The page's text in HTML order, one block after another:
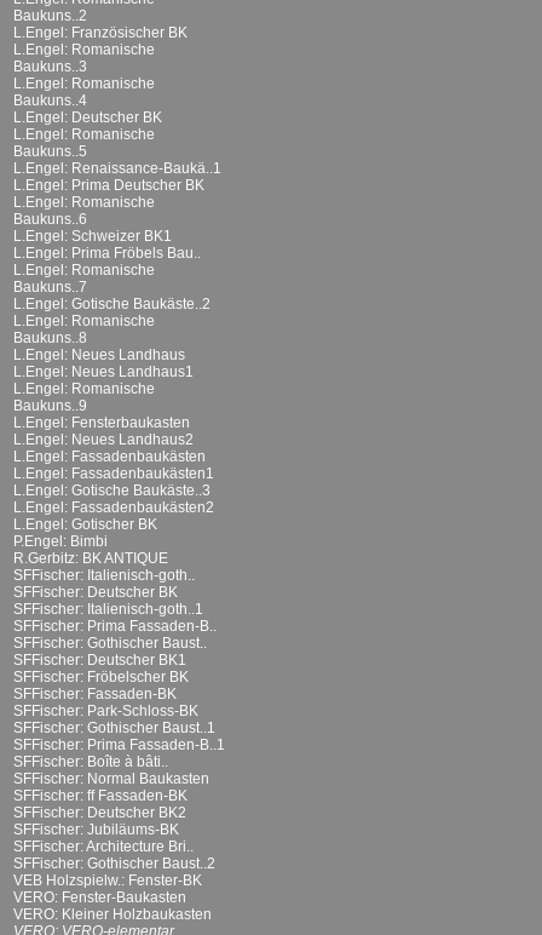
Baukuns..2
L.Engel: Französischer BK
L.Engel: Romanische
Baukuns..3
L.Engel: Romanische
Baukuns..4
L.Engel: Deutscher BK
L.Engel: Romanische
Baukuns..5
L.Engel: Renaissance-Baukä..1
L.Engel: Prima Deutscher BK
L.Engel: Romanische
Baukuns..6
L.Engel: Schweizer BK1
L.Engel: Prima Fröbels Bau..
L.Engel: Romanische
Baukuns..7
L.Engel: Gotische Baukäste..2
L.Engel: Romanische
Baukuns..8
L.Engel: Neues Landhaus
L.Engel: Neues Landhaus1
L.Engel: Romanische
Baukuns..9
L.Engel: Fensterbaukasten
L.Engel: Neues Landhaus2
L.Engel: Fassadenbaukästen
L.Engel: Fassadenbaukästen1
L.Engel: Gotische Baukäste..3
L.Engel: Fassadenbaukästen2
L.Engel: Gotischer BK
P.Engel: Bimbi
R.Gerbitz: BK ANTIQUE
SFFischer: Italienisch-goth..
SFFischer: Deutscher BK
SFFischer: Italienisch-goth..1
SFFischer: Prima Fassaden-B..
SFFischer: Gothischer Baust..
SFFischer: Deutscher BK1
SFFischer: Fröbelscher BK
SFFischer: Fassaden-BK
SFFischer: Park-Schloss-BK
SFFischer: Gothischer Baust..1
SFFischer: Prima Fassaden-B..1
SFFischer: Boîte à bâti..
SFFischer: Normal Baukasten
SFFischer: ff Fassaden-BK
SFFischer: Deutscher BK2
SFFischer: Jubiläums-BK
SFFischer: Architecture Bri..
SFFischer: Gothischer Baust..2
VEB Holzspielw.: Fenster-BK
VERO: Fenster-Baukasten
VERO: Kleiner Holzbaukasten
VERO: VERO-elementar